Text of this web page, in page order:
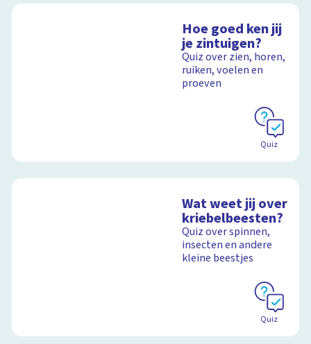
Hoe goed ken jij
je zintuigen?
Quiz over zien, horen,
ruiken, voelen en
proeven
Quiz
Wat weet jij over
kriebelbeesten?
Quiz over spinnen,
insecten en andere
kleine beestjes
Quiz